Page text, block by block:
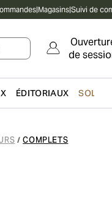
|Magasins|Suivi de
de
ÉDITORIAUX SOLDES
/ COMPLETS